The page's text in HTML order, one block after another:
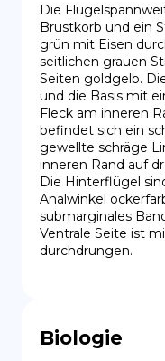
Die
Brustkorb und ein
grün mit Eisen
seitlichen grauen
Seiten goldgelb.
und die Basis mit
Fleck am inneren
befindet sich ein
gewellte schräge
inneren Rand auf
Die Hinterflügel
Analwinkel
submarginales
Ventrale Seite ist
durchdrungen.
Biologie